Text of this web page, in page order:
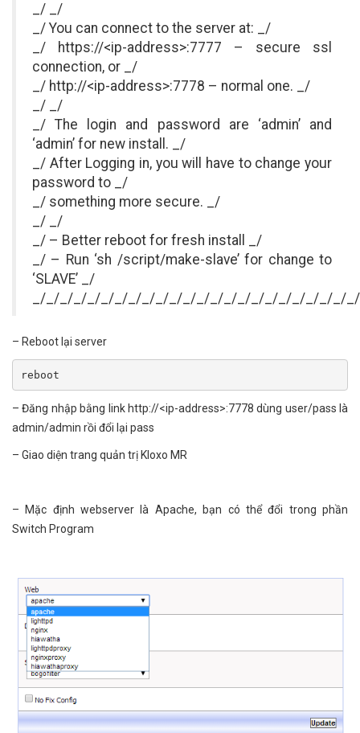
_/ _/
_/ You can connect to the server at: _/
_/ https://<ip-address>:7777 – secure ssl
connection, or _/
_/ http://<ip-address>:7778 – normal one. _/
_/ _/
_/ The login and password are ‘admin’ and
‘admin’ for new install. _/
_/ After Logging in, you will have to change your
password to _/
_/ something more secure. _/
_/ _/
_/ – Better reboot for fresh install _/
_/ – Run ‘sh /script/make-slave’ for change to
‘SLAVE’ _/
_/_/_/_/_/_/_/_/_/_/_/_/_/_/_/_/_/_/_/_/_/_/_/
– Reboot lại server
reboot
– Đăng nhập bằng link http://<ip-address>:7778 dùng user/pass là
admin/admin rồi đổi lại pass
– Giao diện trang quản trị Kloxo MR
– Mặc định webserver là Apache, bạn có thể đổi trong phần
Switch Program